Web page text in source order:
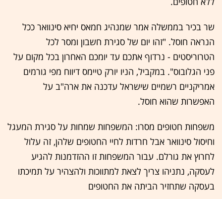
שר בכיר בממשלה אמר שמנהיג חמאס יחיא סינוואר ככל
הנראה חוסל. "זהו יום של סגירת חשבון ומסר לכל
הטרוריסטים - נרדוף אתכם עד יומכם האחרון בכל מקום על
פני הגלובוס". במקביל, הניו יורק טיימס דיווח מפי גורמים
אמריקניים רשמיים שישראל עדכנה את ארה"ב על
האפשרות שהוא חוסל.
משפחות חטופים מסרו: המשפחות שמחות על סגירת המעגל
וחיסול סינוואר אבל חרדות לחיי החטופים שלהן, זה עלול
לחרוץ את גורלם. עבור המשפחות זו ההזדמנות להגיע
לעסקה, נתניהו צריך לצאת למתווכות ולהצהיר על תמיכתו
בעסקה שתחזיר הביתה את החטופים